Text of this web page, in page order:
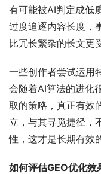
有可能被AI判定成低
过度追逐内容长度，
比冗长繁杂的长文更
一些创作者尝试运用
会随着AI算法的进化
取的策略，真正有效
立，与其寻觅捷径，
性，这才是长期有效
如何评估GEO优化效